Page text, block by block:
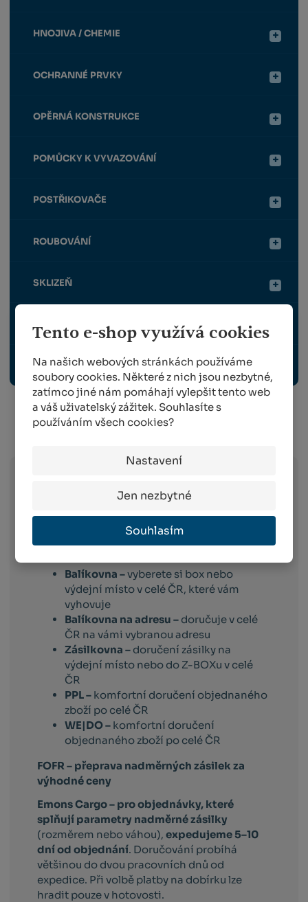
Tento e-shop využívá cookies
Na našich webových stránkách používáme
soubory cookies. Některé z nich jsou nezbytné,
zatímco jiné nám pomáhají vylepšit tento web
a váš uživatelský zážitek. Souhlasíte s
používáním všech cookies?
Nastavení
Jen nezbytné
Souhlasím
HNOJIVA / CHEMIE
OCHRANNÉ PRVKY
OPĚRNÁ KONSTRUKCE
POMŮCKY K VYVAZOVÁNÍ
POSTŘIKOVAČE
ROUBOVÁNÍ
SKLIZEŇ
TRAVNÍ OSIVO
OCHRANNÉ PRACOVNÍ POMŮCKY
skladem expedujeme následující
, ve kterém objednávku
následující pracovní den po dni expedici.
Balíkovna –vyberete si box nebo
výdejní místo v celé ČR, které vám
vyhovuje
Balíkovna na adresu – doručuje v celé
ČR na vámi vybranou adresu
Zásilkovna – doručení zásilky na
výdejní místo nebo do Z-BOXu v celé
ČR
PPL – komfortní doručení objednaného
zboží po celé ČR
WE|DO – komfortní doručení
objednaného zboží po celé ČR
FOFR – přeprava nadměrných zásilek za
výhodné ceny
Emons Cargo – pro objednávky, které
splňují parametry nadměrné zásilky
(rozměrem nebo váhou),expedujeme 5–10
dní od objednání. Doručování probíhá
většinou do dvou pracovních dnů od
expedice. Při volbě platby na dobírku lze
hradit pouze v hotovosti.